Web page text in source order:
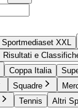
Sportmediaset XXL
Risultati e
Coppa Italia
Squadre
Tennis Altri